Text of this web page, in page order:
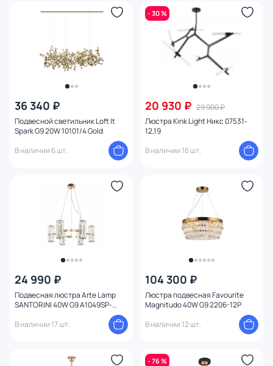
36 340 ₽
Подвесной светильник Loft It
Spark G9 20W 10101/4 Gold
В наличии 6 шт.
- 30 %
20 930 ₽ 29 900 ₽
Люстра Kink Light Никс 07531-
12,19
В наличии 16 шт.
24 990 ₽
Подвесная люстра Arte Lamp
SANTORINI 40W G9 A1049SP-
В наличии 17 шт.
104 300 ₽
Люстра подвесная Favourite
Magnitudo 40W G9 2206-12P
В наличии 12 шт.
- 76 %